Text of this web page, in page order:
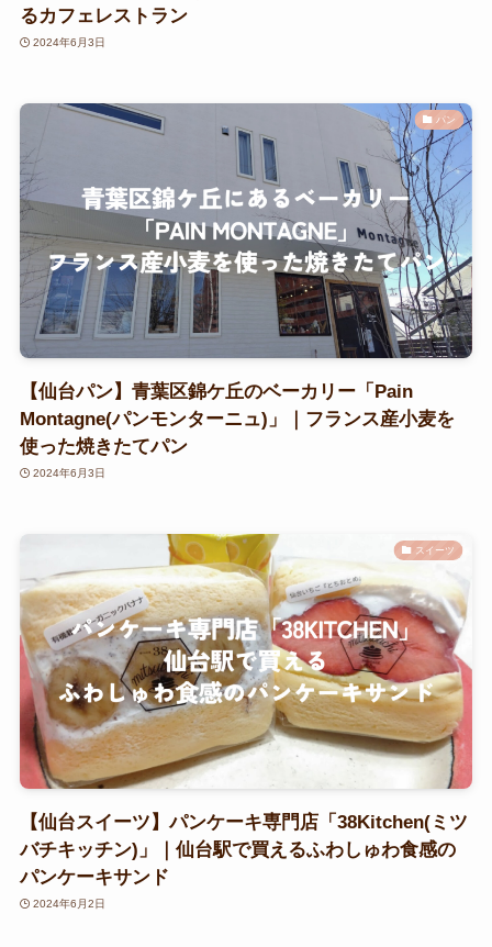
るカフェレストラン
2024年6月3日
パン
【仙台パン】青葉区錦ケ丘のベーカリー「Pain
Montagne(パンモンターニュ)」｜フランス産小麦を
使った焼きたてパン
2024年6月3日
スイーツ
【仙台スイーツ】パンケーキ専門店「38Kitchen(ミツ
バチキッチン)」｜仙台駅で買えるふわしゅわ食感の
パンケーキサンド
2024年6月2日